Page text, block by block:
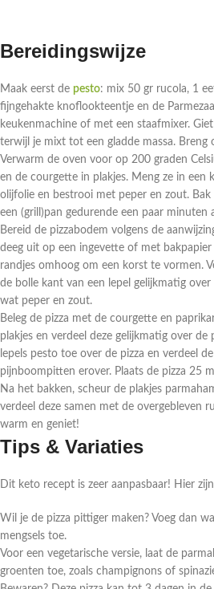
Bereidingswijze
Maak eerst de pesto: mix 50 gr rucola, 1
fijngehakte knoflookteentje en de
keukenmachine of met een staafmixer.
terwijl je mixt tot een gladde massa. Breng
Verwarm de oven voor op 200 graden
en de courgette in plakjes. Meng ze in een
olijfolie en bestrooi met peper en zout.
een (grill)pan gedurende een paar minuten
Bereid de pizzabodem volgens de
deeg uit op een ingevette of met
randjes omhoog om een korst te vormen.
de bolle kant van een lepel gelijkmatig
wat peper en zout.
Beleg de pizza met de courgette en
plakjes en verdeel deze gelijkmatig over de
lepels pesto toe over de pizza en verdeel
pijnboompitten erover. Plaats de pizza 25
Na het bakken, scheur de plakjes
verdeel deze samen met de overgebleven
warm en geniet!
Tips & Variaties
Dit keto recept is zeer aanpasbaar! Hier
Wil je de pizza pittiger maken? Voeg dan
mengsels toe.
Voor een vegetarische versie, laat de
groenten toe, zoals champignons of